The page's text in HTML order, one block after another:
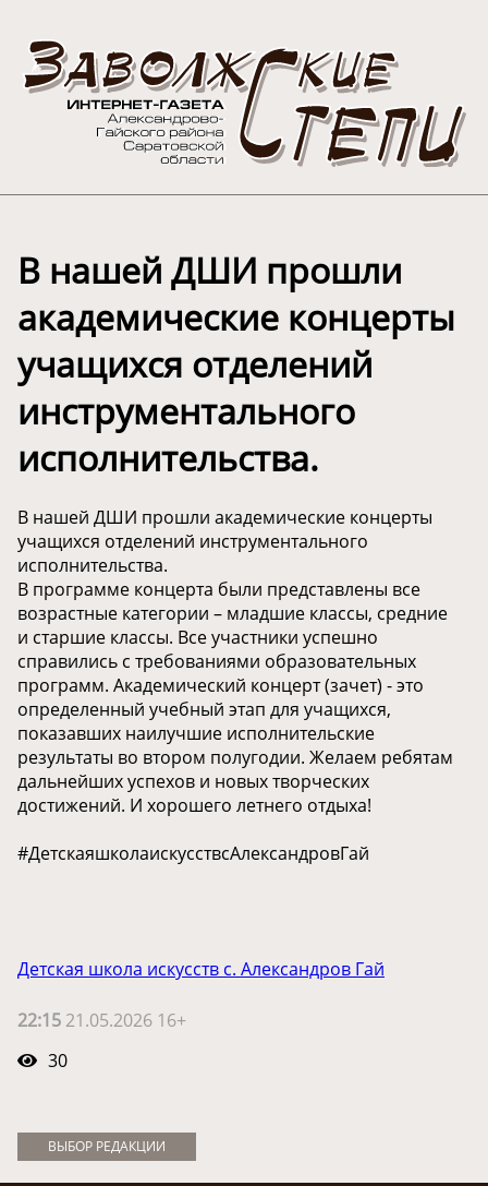
В нашей ДШИ прошли
академические концерты
учащихся отделений
инструментального
исполнительства.
В нашей ДШИ прошли академические концерты
учащихся отделений инструментального
исполнительства.
В программе концерта были представлены все
возрастные категории – младшие классы, средние
и старшие классы. Все участники успешно
справились с требованиями образовательных
программ. Академический концерт (зачет) - это
определенный учебный этап для учащихся,
показавших наилучшие исполнительские
результаты во втором полугодии. Желаем ребятам
дальнейших успехов и новых творческих
достижений. И хорошего летнего отдыха!
#ДетскаяшколаискусствсАлександровГай
Детская школа искусств с. Александров Гай
22:15 21.05.2026 16+
30
ВЫБОР РЕДАКЦИИ